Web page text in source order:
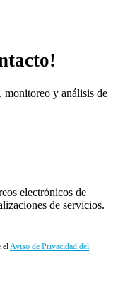
monitoreo y análisis de
electrónicos de
de servicios.
elAviso de Privacidad del